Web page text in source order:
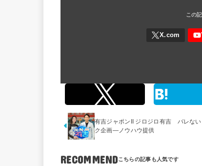
有吉ジャポンII ジロジロ有吉 バレない
ク企画―ノウハウ提供
RECOMMEND